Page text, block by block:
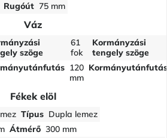
Rugóút 75 mm
Váz
szöge
61
fok
Kormányzási
tengely szöge
120
mm
Kormányutánfutás
Fékek elöl
Típus Dupla lemez
Átmérő 300 mm